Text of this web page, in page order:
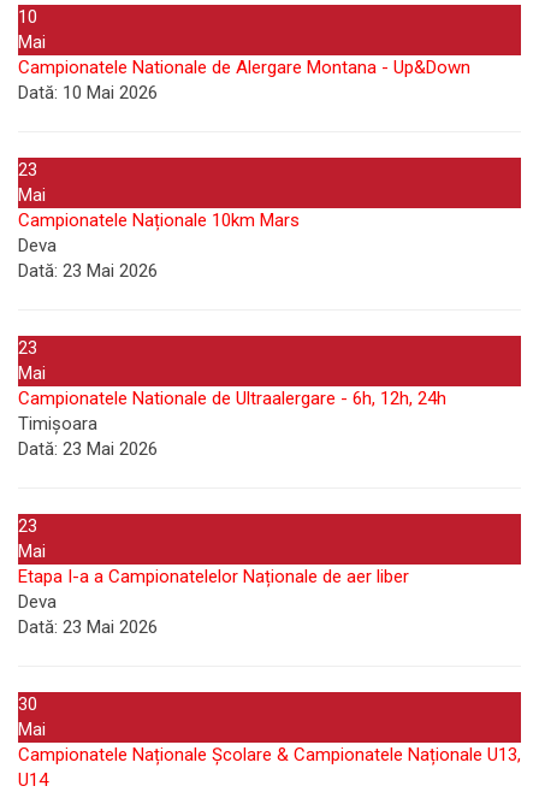
10
Mai
Campionatele Nationale de Alergare Montana - Up&Down
Dată: 10 Mai 2026
23
Mai
Campionatele Naționale 10km Mars
Deva
Dată: 23 Mai 2026
23
Mai
Campionatele Nationale de Ultraalergare - 6h, 12h, 24h
Timișoara
Dată: 23 Mai 2026
23
Mai
Etapa I-a a Campionatelelor Naționale de aer liber
Deva
Dată: 23 Mai 2026
30
Mai
Campionatele Naționale Școlare & Campionatele Naționale U13,
U14